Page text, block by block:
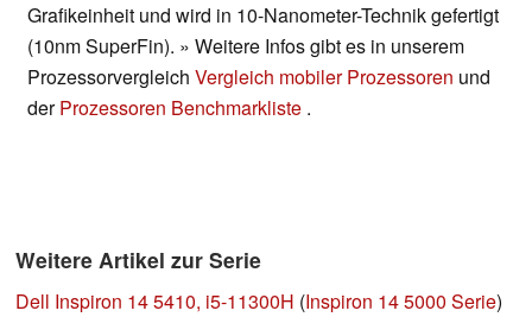
Grafikeinheit und wird in 10-Nanometer-Technik gefertigt
(10nm SuperFin). » Weitere Infos gibt es in unserem
Prozessorvergleich Vergleich mobiler Prozessoren und
derProzessoren Benchmarkliste .
Weitere Artikel zur Serie
Dell Inspiron 14 5410, i5-11300H (Inspiron 14 5000 Serie)